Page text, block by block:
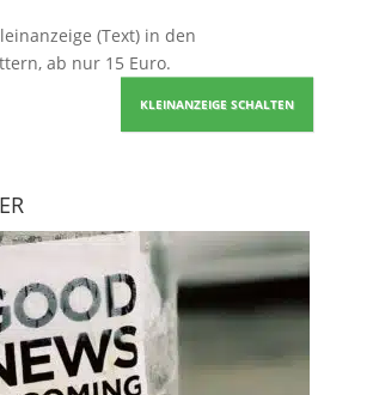
(Text) in den
ab nur 15 Euro.
KLEINANZEIGE SCHALTEN